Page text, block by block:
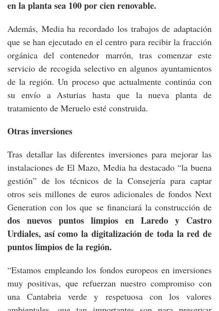
en la planta sea 100 por cien renovable.
Además, Media ha recordado los trabajos de adaptación
que se han ejecutado en el centro para recibir la fracción
orgánica del contenedor marrón, tras comenzar este
servicio de recogida selectivo en algunos ayuntamientos
de la región. Un proceso que actualmente continúa con
su envío a Asturias hasta que la nueva planta de
tratamiento de Meruelo esté construida.
Otras inversiones
Tras detallar las diferentes inversiones para mejorar las
instalaciones de El Mazo, Media ha destacado “la buena
gestión” de los técnicos de la Consejería para captar
otros seis millones de euros adicionales de fondos Next
Generation con los que se financiará la construcción de
dos nuevos puntos limpios en Laredo y Castro
Urdiales, así como la digitalización de toda la red de
puntos limpios de la región.
“Estamos empleando los fondos europeos en inversiones
muy positivas, que refuerzan nuestro compromiso con
una Cantabria verde y respetuosa con los valores